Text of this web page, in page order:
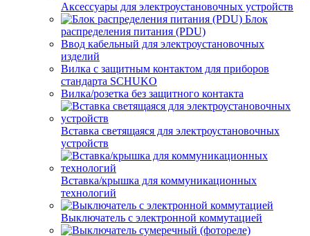
Аксессуары для электроустановочных устройств
Блок
распределения питания (PDU)
Ввод кабельный для электроустановочных
изделий
Вилка с защитным контактом для приборов
стандарта SCHUKO
Вилка/розетка без защитного контакта
Вставка светящаяся для электроустановочных
устройств
Вставка/крышка для коммуникационных
технологий
Выключатель с электронной коммутацией